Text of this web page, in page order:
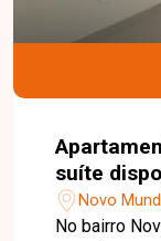
mais
praticidade
suíte
no bairro
MG
Novo
No bairro